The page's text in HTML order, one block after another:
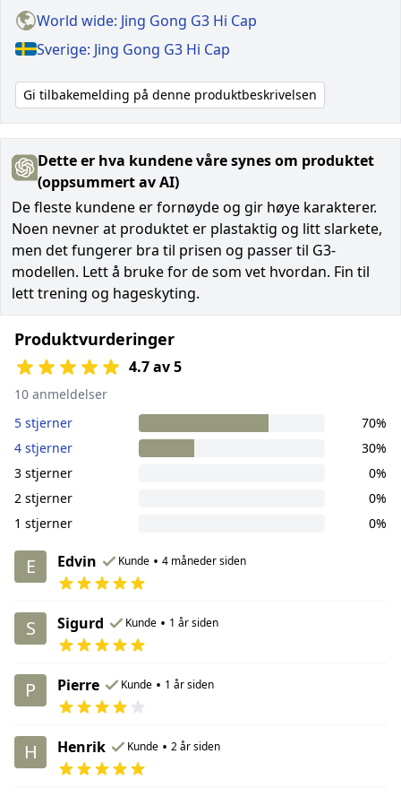
World wide: Jing Gong G3 Hi Cap
Sverige: Jing Gong G3 Hi Cap
Gi tilbakemelding på denne produktbeskrivelsen
Dette er hva kundene våre synes om produktet
(oppsummert av AI)
De fleste kundene er fornøyde og gir høye karakterer.
Noen nevner at produktet er plastaktig og litt slarkete,
men det fungerer bra til prisen og passer til G3-
modellen. Lett å bruke for de som vet hvordan. Fin til
lett trening og hageskyting.
Produktvurderinger
4.7 av 5
10 anmeldelser
5 stjerner
70%
4 stjerner
30%
3 stjerner
0%
2 stjerner
0%
1 stjerner
0%
E Edvin Kunde • 4 måneder siden
S Sigurd Kunde • 1 år siden
P Pierre Kunde • 1 år siden
H Henrik Kunde • 2 år siden